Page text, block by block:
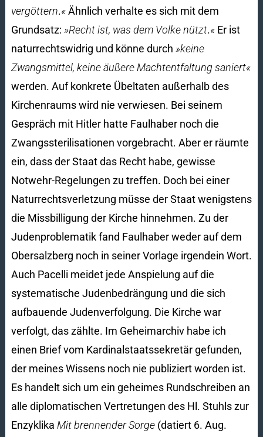
vergöttern.«Ähnlich verhalte es sich mit dem
Grundsatz: »Recht ist, was dem Volke nützt.«Er ist
naturrechtswidrig und könne durch »keine
Zwangsmittel, keine äußere Machtentfaltung saniert«
werden. Auf konkrete Übeltaten außerhalb des
Kirchenraums wird nie verwiesen. Bei seinem
Gespräch mit Hitler hatte Faulhaber noch die
Zwangssterilisationen vorgebracht. Aber er räumte
ein, dass der Staat das Recht habe, gewisse
Notwehr-Regelungen zu treffen. Doch bei einer
Naturrechtsverletzung müsse der Staat wenigstens
die Missbilligung der Kirche hinnehmen. Zu der
Judenproblematik fand Faulhaber weder auf dem
Obersalzberg noch in seiner Vorlage irgendein Wort.
Auch Pacelli meidet jede Anspielung auf die
systematische Judenbedrängung und die sich
aufbauende Judenverfolgung. Die Kirche war
verfolgt, das zählte. Im Geheimarchiv habe ich
einen Brief vom Kardinalstaatssekretär gefunden,
der meines Wissens noch nie publiziert worden ist.
Es handelt sich um ein geheimes Rundschreiben an
alle diplomatischen Vertretungen des Hl. Stuhls zur
Enzyklika Mit brennender Sorge(datiert 6. Aug.